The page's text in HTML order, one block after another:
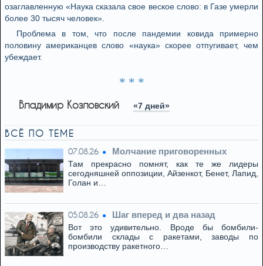
озаглавленную «Наука сказала свое веское слово: в Газе умерли
более 30 тысяч человек».
Проблема в том, что после пандемии ковида примерно
половину американцев слово «наука» скорее отпугивает, чем
убеждает.
* * *
Владимир Козловский «7 дней»
ВСЁ ПО ТЕМЕ
07.08.26 Молчание приговоренных
Там прекрасно помнят, как те же лидеры
сегодняшней оппозиции, Айзенкот, Бенет, Лапид,
Голан и…
05.08.26 Шаг вперед и два назад
Вот это удивительно. Вроде бы бомбили-
бомбили склады с ракетами, заводы по
производству ракетного…